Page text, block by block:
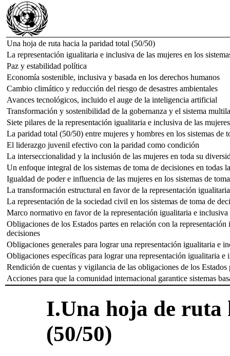
Una hoja de ruta hacia la paridad total (50/50)
La representación igualitaria e inclusiva de las mujeres en los
Paz y estabilidad política
Economía sostenible, inclusiva y basada en los derechos humanos
Cambio climático y reducción del riesgo de desastres ambientales
Avances tecnológicos, incluido el auge de la inteligencia artificial
Transformación y sostenibilidad de la gobernanza y el sistema
Siete pilares de la representación igualitaria e inclusiva de las
La paridad total (50/50) entre mujeres y hombres en los sistemas
El liderazgo juvenil efectivo con la paridad como condición
La interseccionalidad y la inclusión de las mujeres en toda su
Un enfoque integral de los sistemas de toma de decisiones en todas
Igualdad de poder e influencia de las mujeres en los sistemas de
La transformación estructural en favor de la representación
La representación de la sociedad civil en los sistemas de toma de
Marco normativo en favor de la representación igualitaria e inclusiva
Obligaciones de los Estados partes en relación con la
decisiones
Obligaciones generales para lograr una representación igualitaria e
Obligaciones específicas para lograr una representación igualitaria
Rendición de cuentas y vigilancia de las obligaciones de los Estados
Acciones para que la comunidad internacional garantice sistemas
I.Una hoja de
(50/50)